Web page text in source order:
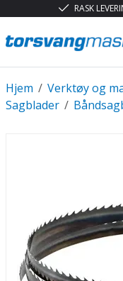
RASK
/
Hjem Verktøy og
/
Sagblader